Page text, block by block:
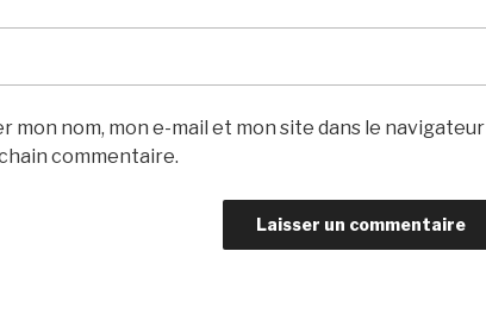
mon nom, mon e-mail et mon site dans le navigateur
commentaire.